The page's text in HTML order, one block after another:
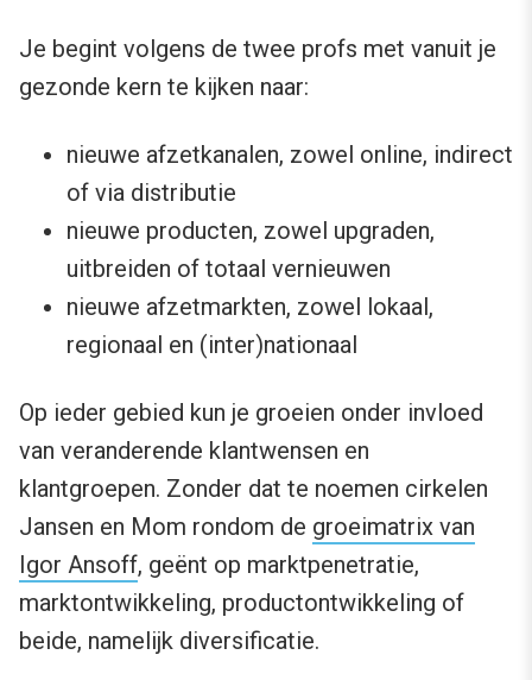
Je begint volgens de twee profs met vanuit je
gezonde kern te kijken naar:
nieuwe afzetkanalen, zowel online, indirect
of via distributie
nieuwe producten, zowel upgraden,
uitbreiden of totaal vernieuwen
nieuwe afzetmarkten, zowel lokaal,
regionaal en (inter)nationaal
Op ieder gebied kun je groeien onder invloed
van veranderende klantwensen en
klantgroepen. Zonder dat te noemen cirkelen
Jansen en Mom rondom de groeimatrix van
Igor Ansoff, geënt op marktpenetratie,
marktontwikkeling, productontwikkeling of
beide, namelijk diversificatie.